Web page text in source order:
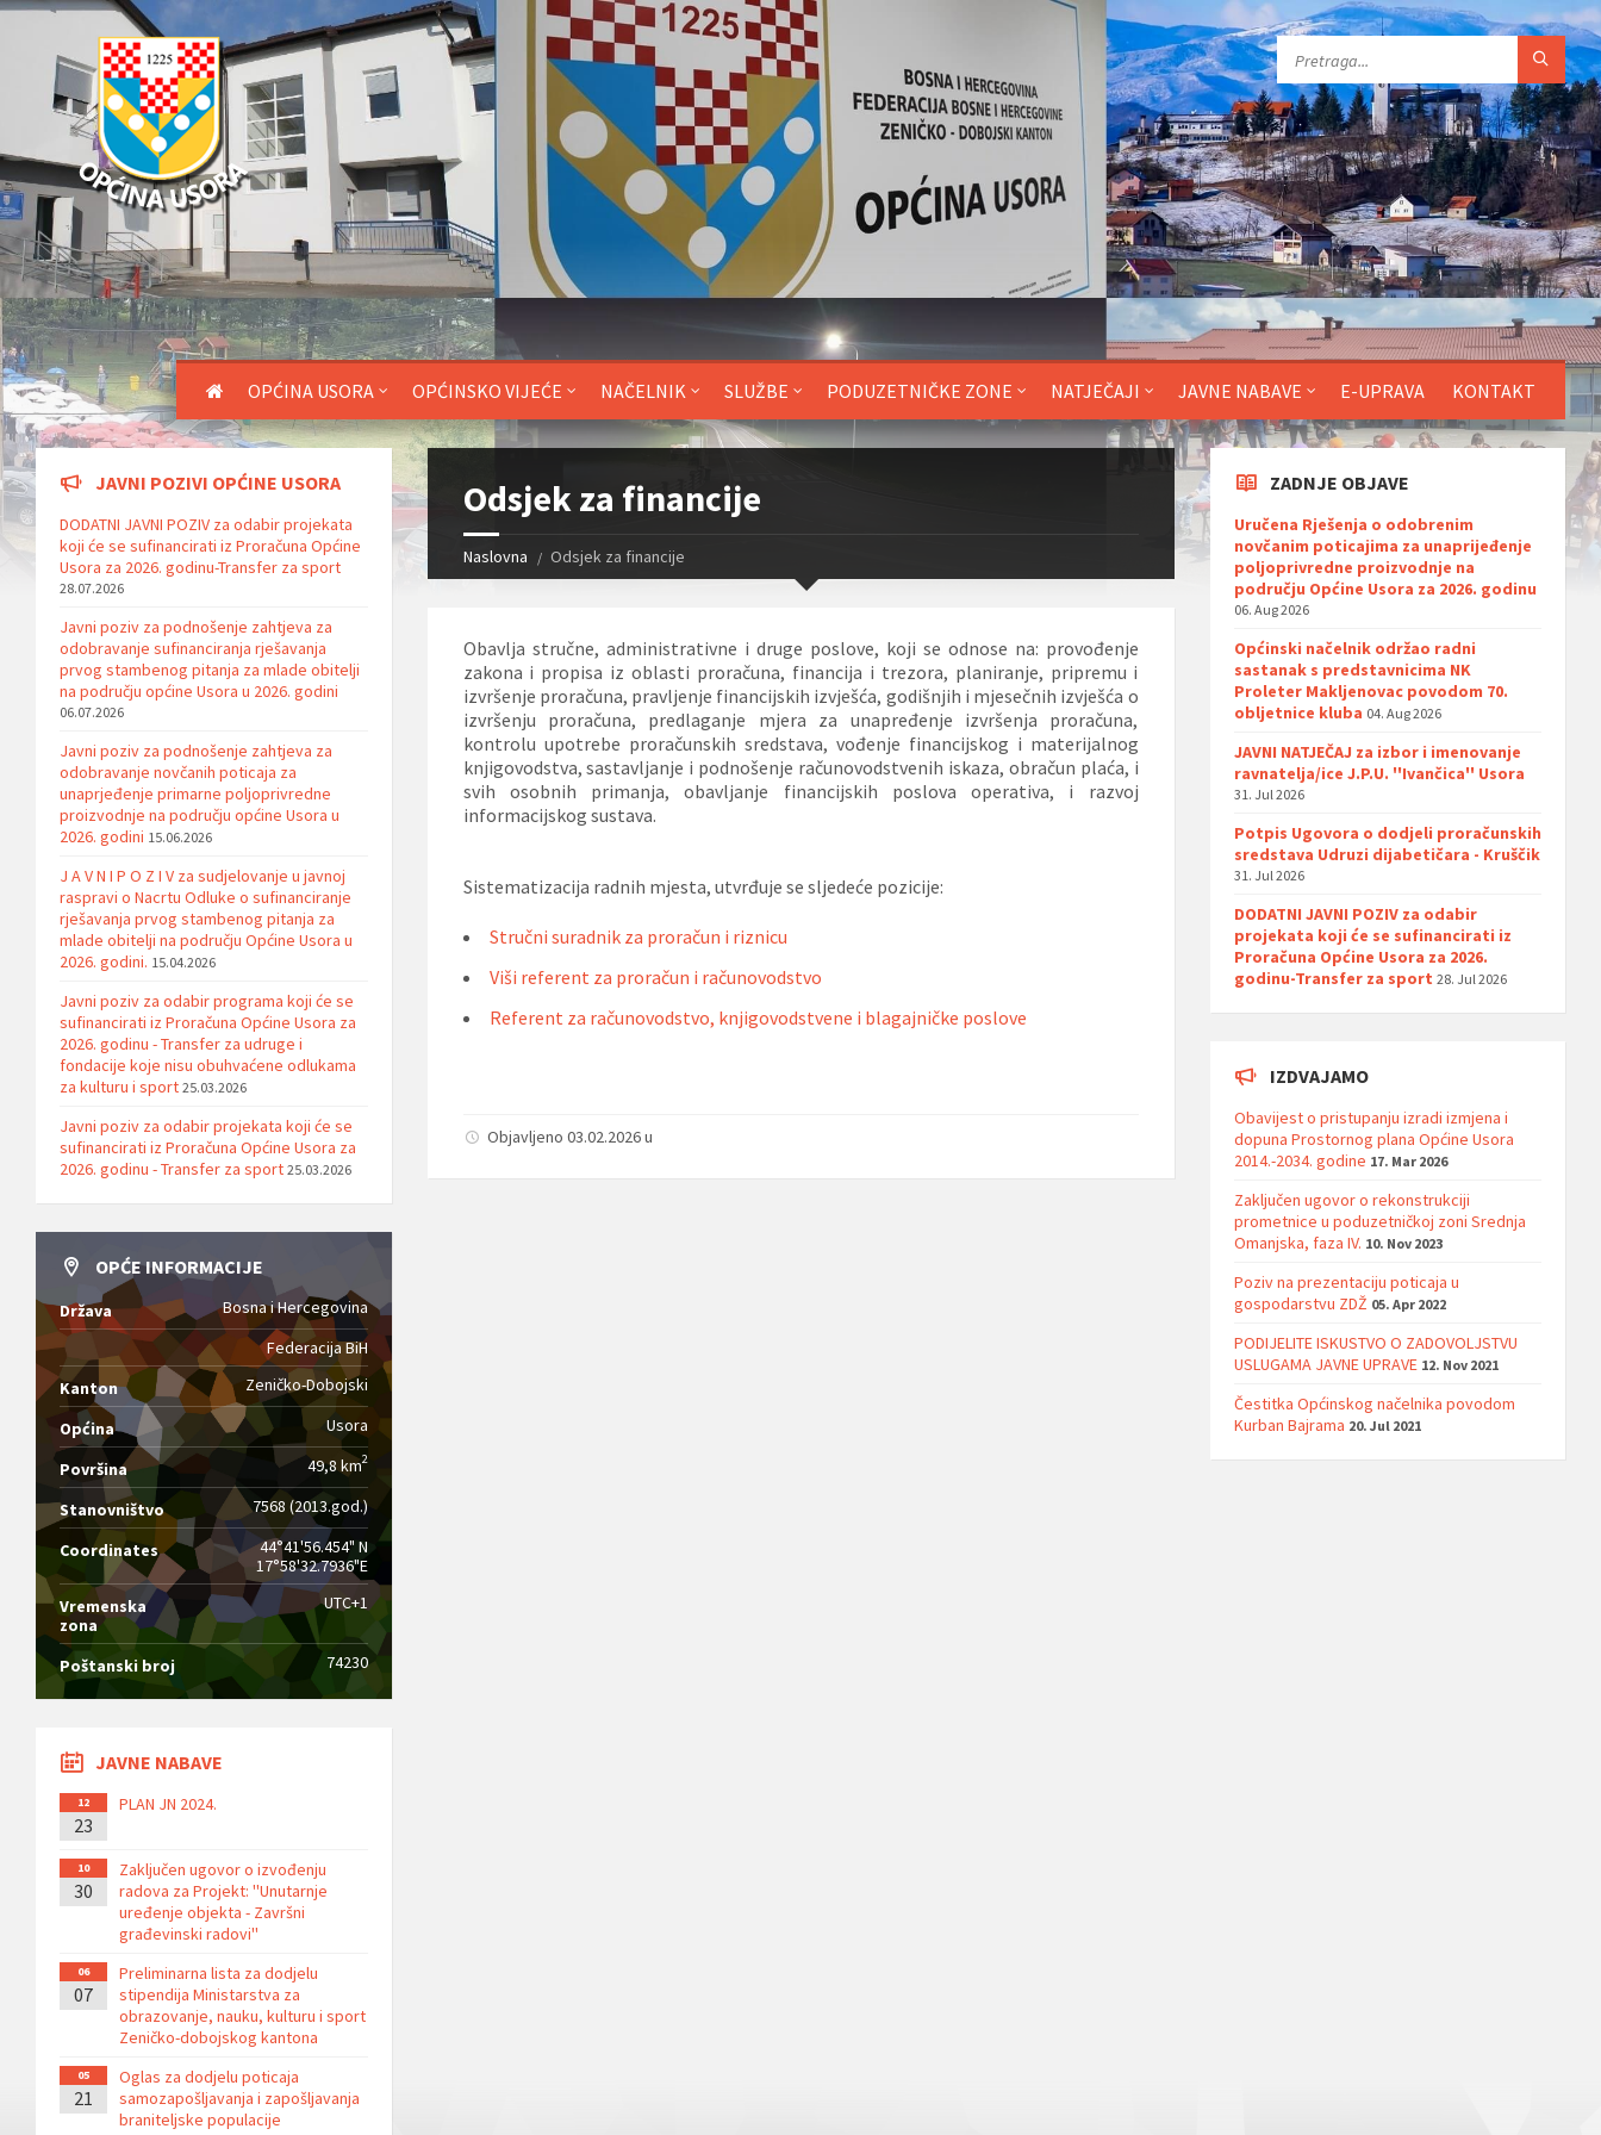
OPĆINA USORA OPĆINSKO VIJEĆE NAČELNIK SLUŽBE PODUZETNIČKE ZONE NATJEČAJI JAVNE NABAVE E-UPRAVA KONTAKT
Odsjek za financije
Naslovna Odsjek za financije
Obavlja stručne, administrativne i druge poslove, koji se odnose na: provođenje
zakona i propisa iz oblasti proračuna, financija i trezora, planiranje, pripremu i
izvršenje proračuna, pravljenje financijskih izvješća, godišnjih i mjesečnih izvješća o
izvršenju proračuna, predlaganje mjera za unapređenje izvršenja proračuna,
kontrolu upotrebe proračunskih sredstava, vođenje financijskog i materijalnog
knjigovodstva, sastavljanje i podnošenje računovodstvenih iskaza, obračun plaća, i
svih osobnih primanja, obavljanje financijskih poslova operativa, i razvoj
informacijskog sustava.
Sistematizacija radnih mjesta, utvrđuje se sljedeće pozicije:
Stručni suradnik za proračun i riznicu
Viši referent za proračun i računovodstvo
Referent za računovodstvo, knjigovodstvene i blagajničke poslove
Objavljeno 03.02.2026 u
JAVNI POZIVI OPĆINE USORA
DODATNI JAVNI POZIV za odabir projekata
koji će se sufinancirati iz Proračuna Općine
Usora za 2026. godinu-Transfer za sport
28.07.2026
Javni poziv za podnošenje zahtjeva za
odobravanje sufinanciranja rješavanja
prvog stambenog pitanja za mlade obitelji
na području općine Usora u 2026. godini
06.07.2026
Javni poziv za podnošenje zahtjeva za
odobravanje novčanih poticaja za
unaprjeđenje primarne poljoprivredne
proizvodnje na području općine Usora u
2026. godini 15.06.2026
J A V N I P O Z I V za sudjelovanje u javnoj
raspravi o Nacrtu Odluke o sufinanciranje
rješavanja prvog stambenog pitanja za
mlade obitelji na području Općine Usora u
2026. godini. 15.04.2026
Javni poziv za odabir programa koji će se
sufinancirati iz Proračuna Općine Usora za
2026. godinu - Transfer za udruge i
fondacije koje nisu obuhvaćene odlukama
za kulturu i sport 25.03.2026
Javni poziv za odabir projekata koji će se
sufinancirati iz Proračuna Općine Usora za
2026. godinu - Transfer za sport 25.03.2026
OPĆE INFORMACIJE
Država
Bosna i Hercegovina
Federacija BiH
Kanton
Zeničko-Dobojski
Općina Usora
Površina 49,8 km2
Stanovništvo 7568 (2013.god.)
Coordinates
44°41'56.454" N
17°58'32.7936"E
Vremenska
zona
UTC+1
Poštanski broj 74230
JAVNE NABAVE
12
23
PLAN JN 2024.
10
30
Zaključen ugovor o izvođenju
radova za Projekt: ''Unutarnje
uređenje objekta - Završni
građevinski radovi''
06
07
Preliminarna lista za dodjelu
stipendija Ministarstva za
obrazovanje, nauku, kulturu i sport
Zeničko-dobojskog kantona
05
21
Oglas za dodjelu poticaja
samozapošljavanja i zapošljavanja
braniteljske populacije
ZADNJE OBJAVE
Uručena Rješenja o odobrenim
novčanim poticajima za unaprijeđenje
poljoprivredne proizvodnje na
području Općine Usora za 2026. godinu
06. Aug 2026
Općinski načelnik održao radni
sastanak s predstavnicima NK
Proleter Makljenovac povodom 70.
obljetnice kluba 04. Aug 2026
JAVNI NATJEČAJ za izbor i imenovanje
ravnatelja/ice J.P.U. ''Ivančica'' Usora
31. Jul 2026
Potpis Ugovora o dodjeli proračunskih
sredstava Udruzi dijabetičara - Kruščik
31. Jul 2026
DODATNI JAVNI POZIV za odabir
projekata koji će se sufinancirati iz
Proračuna Općine Usora za 2026.
godinu-Transfer za sport 28. Jul 2026
IZDVAJAMO
Obavijest o pristupanju izradi izmjena i
dopuna Prostornog plana Općine Usora
2014.-2034. godine 17. Mar 2026
Zaključen ugovor o rekonstrukciji
prometnice u poduzetničkoj zoni Srednja
Omanjska, faza IV. 10. Nov 2023
Poziv na prezentaciju poticaja u
gospodarstvu ZDŽ 05. Apr 2022
PODIJELITE ISKUSTVO O ZADOVOLJSTVU
USLUGAMA JAVNE UPRAVE 12. Nov 2021
Čestitka Općinskog načelnika povodom
Kurban Bajrama 20. Jul 2021